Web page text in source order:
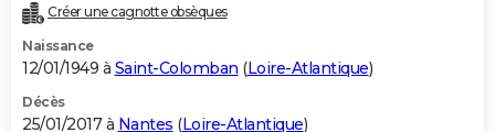
Créer une cagnotte obsèques
Naissance
12/01/1949 à Saint-Colomban (Loire-Atlantique)
Décès
25/01/2017 à Nantes (Loire-Atlantique)